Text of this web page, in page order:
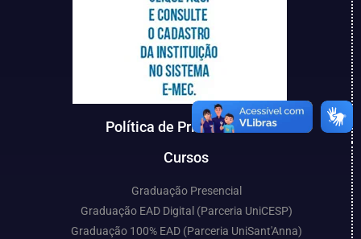
Política de Privacidade
Cursos
Graduação Presencial
Graduação EAD Digital (Parceria UniCESP)
Graduação 100% EAD (Parceria UniSant'Anna)